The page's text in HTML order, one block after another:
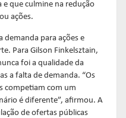
e que culmine na redução
ações.
demanda para ações e
Para Gilson Finkelsztain,
foi a qualidade da
a falta de demanda. “Os
competiam com um
é diferente”, afirmou. A
de ofertas públicas